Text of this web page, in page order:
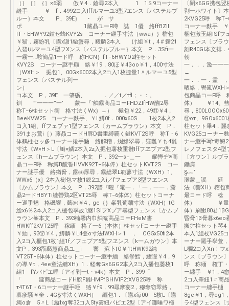
（｝［］｛］×6弱 倣￥4．鎗尋2本入 1 1＄9コーナー
縫手 ￥ f．4992コ入lffルマーユ3型7エンス〔パステルブ
ルー｝本文 P、39E｝ ・ が サ
ポ 1藏贔ユーF噂 誌 1優 絡ffBZII
lT・EHWY92鍾セ蜂KVY2s コーナー継手寸法（wwa）｝榴包
￥猫．霧紛乳〔購x謝1融蟹尋，毅麟2本入 け組￥t，4＃嚢21
入碧iルマーユ4型フXンス〔パステルブルー｝本文 P．3Sfi一
一霧一…鞍簡品1一ド呼 称HCN｝fT−6HWYO2柱セット
KVY2S コーナー謎手顧 絡￥19，80ほ￥4βoo￥1，400寸法
（WXH＞ 掘包1、00G×6002本入2コ入1枚捷量1〃ルマーユ5型
フェンス〔パステル列一
ン）
コ本文 P，39E 一肇砺、 ．／／t／tfl；・：。
釧 ”’一一一”一’ 蒙一『’舳霧商品コーFHDZIfHW醐2辱
称T−6柱セット衝 格寸法くWx｝→） 極包￥22，49⑪￥4，
BeeKVW25 コーナー麩手、￥L鱒0f．000x60S 1枚2本入2
コ入1組、ffフェブァ1型フェンス〔カームプラウン）本文 P．
391まお鶯i［）藤贔コードH唇D書重縛覇く鍵KVT2S呼 称T・6
体鶴柱セッ多コーナー捲手魎 絡解稽，綴鰺翠尋，窪難￥も4雛
寸法《W×H＞L〔塒×鱗2本入2z入掘包薯枚重雛lffフヱプア2型フ
ェンス〔h一ムブラウン）本文 P．392一s−＿一 耀轡ヂ※商
贔コーF呼 称縛B醗誓HVVK92T−6体俸）柱セットKVT2S コー
ナー謎手優 絡猶脅，露㈱厚尋，霧総翠L範蓼寸法（WXH）1、
WWx6（x］2本入樹包マ枚1総2ユ入i／fフェプア3型フヱンス
〔かムブラウン〕本文 P．392譜『曜『竃一．「一．一一．齎
贔2一ドHBYTi縫轡鶏2区VT25辱 称T−6体体）柱セットコーナ
ー遜手魎 格磯響，藝㈱￥4，ge｛｝峯乳葡麺寸法｛WXH）tG
総x6％2本入2コ入櫨包季故1継1SiフXプア尋型フェンス〔かムブ
ラウン峯本文 P．393楠馨内巾舳篭高品コーFHeM書
HWKff2KVT25呼 稼緬 格了一6（本体）柱セッFコーナー継手
￥紬，93⑰￥4，鱒麟￥L4登o寸法lWXH＞1 ， CG5x50fi2本
入2コ入櫃包1枚1組1f／フェプア5型フヱンス〔k一ムガウン〕本
文P，393翫藝慧商贔ユ＿i 響 蘇卜tO￥1tHWK92純
VT25T−6体体）柱セットコーナー継手緬 絡挙鱈，綴瞳￥4，9
の導￥t，4ee童法纏XH）1．軽奪G×6GG2本入2コ入播包萎枚1
組1 fYパピエ哩〔アイ剥一t・v4k）本文 P．399「
「 建商品コードH醗F雛HMFfSHIVIF2tXVG25呼 称
τ4T6T・6コーナー謎手唖 狢￥f9，99尋摩宴2，穆奪窃翠絡，
暮疹騒￥奎．4G§寸法くWXH） 纒包1．〔購x毎00 5枚L〔購
縄o倉 5〃L〔縦lxg奪32コ入5ty雲紐パピエ2型〔アイ灘唾ワ櫛
〔嗣×6GG携包
剥一ホワイト〕
2KVG25呼 称
コーナー麩手 ￥
梱包激玉組ISfフ
フェンス〔ブラ
刻R40Gl本文排．
朝
一．．．濫一一
←
一．．一．霊
晒絡，轡嵐
包商晶コーF呼
体） ￥14、彗
尋，
⑪oτ、
柱セット畢4，麗
KVG25コーナ
ナー継手写t毒鱒
レノフェスタ4型
〔方ウン〕ルブ
鋤肩
§︷’ 7
灘蒙＿謡 廷
法《響XH）樒
最コード呼 稔
体） ￥量4，B
体）刷鰍80君
昏脅1β脅暮
搬㌻柱セット琴
本入1組杖VG25
ーナー羅手挙
L欄2コ入Xn！フ
ンス〔ブラウン
呼 称緬 権丁・
ー纒手 ￥1，4愈
2コ入睾紐1〃
コーナー纏手
8ge￥1，尋eg1
ラ4型フェンス